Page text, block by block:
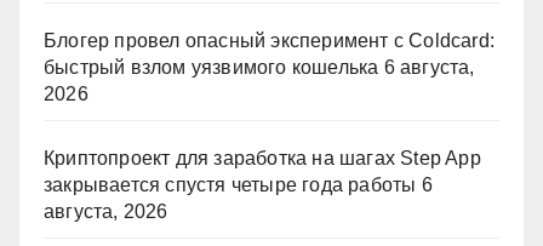
Блогер провел опасный эксперимент с Coldcard:
быстрый взлом уязвимого кошелька 6 августа,
2026
Криптопроект для заработка на шагах Step App
закрывается спустя четыре года работы 6
августа, 2026